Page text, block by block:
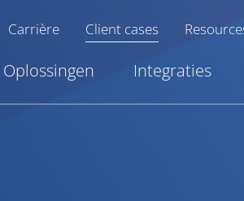
Carrière Client cases
Oplossingen Integraties